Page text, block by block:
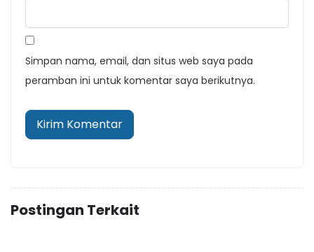
Simpan nama, email, dan situs web saya pada
peramban ini untuk komentar saya berikutnya.
Postingan Terkait